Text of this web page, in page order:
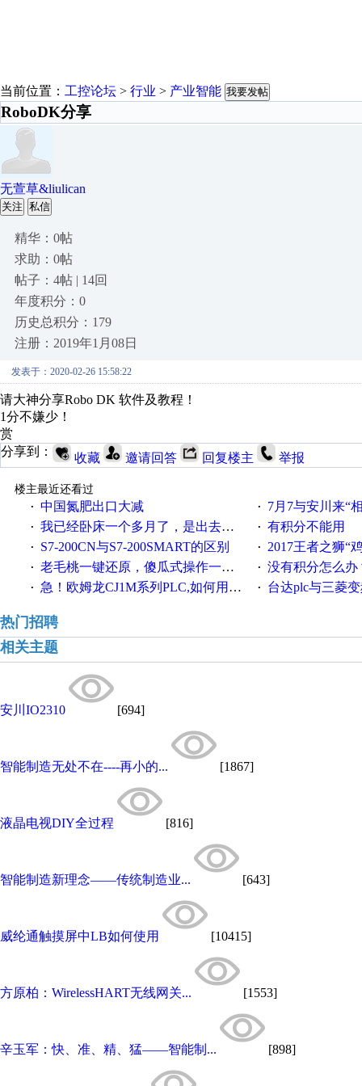
当前位置： 工控论坛 > 行业 > 产业智能 我要发帖
RoboDK分享
无萱草&liulican
关注 私信
精华：0帖
求助：0帖
帖子：4帖 | 14回
年度积分：0
历史总积分：179
注册：2019年1月08日
发表于：2020-02-26 15:58:22
请大神分享Robo DK 软件及教程！
1分不嫌少！
赏
分享到：
收藏 邀请回答 回复楼主 举报
楼主最近还看过
· 中国氮肥出口大减 · 7月7与安川来“
· 我已经卧床一个多月了，是出去安装机械手在高速遭遇车祸所致:大家工作都要特别注意啊 · 有积分不能用
· S7-200CN与S7-200SMART的区别 · 2017王者之狮“鸡”情签到
· 老毛桃一键还原，傻瓜式操作一键轻松备份还原；程序为向导式安装，一键即可实现自动备份或还原系统。 · 没有积分怎么办
· 急！欧姆龙CJ1M系列PLC,如何用时间控制变频器。要求时间在组态王中可以自由输入！拜托各位大神了！ · 台达plc与三菱
热门招聘
相关主题
安川IO2310 [694]
智能制造无处不在----再小的... [1867]
液晶电视DIY全过程 [816]
智能制造新理念——传统制造业... [643]
威纶通触摸屏中LB如何使用 [10415]
方原柏：WirelessHART无线网关... [1553]
辛玉军：快、准、精、猛——智能制... [898]